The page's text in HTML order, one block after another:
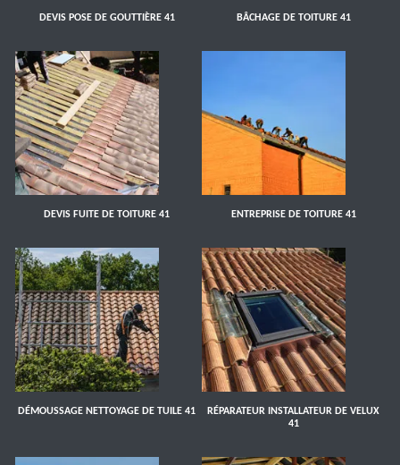
DEVIS POSE DE GOUTTIÈRE 41 BÂCHAGE DE TOITURE 41
DEVIS FUITE DE TOITURE 41 ENTREPRISE DE TOITURE 41
DÉMOUSSAGE NETTOYAGE DE TUILE 41
RÉPARATEUR INSTALLATEUR DE VELUX
41